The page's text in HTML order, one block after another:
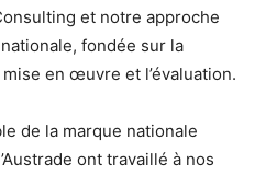
et notre approche
fondée sur la
en œuvre et l’évaluation.
de la marque nationale
ont travaillé à nos